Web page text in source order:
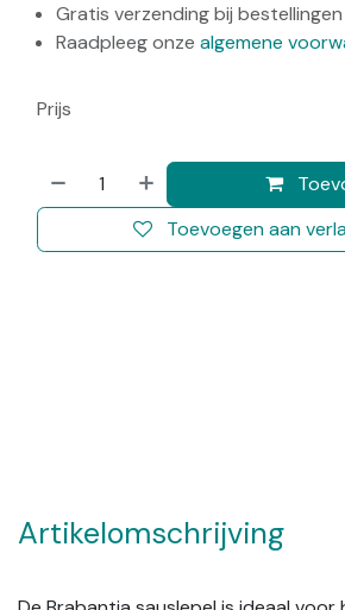
Gratis verzending bij
Raadpleeg onze algemene
Toevoegen aan
Prijs
Artikelomschrijving